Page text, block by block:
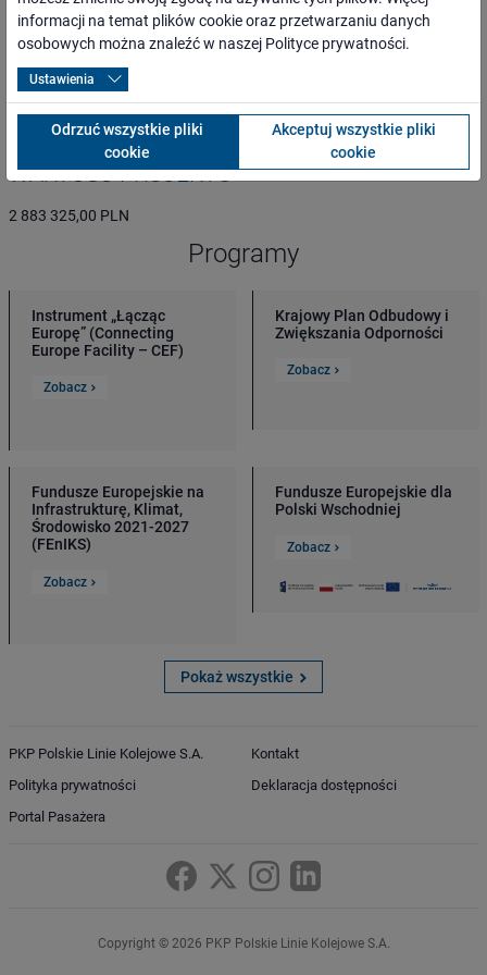
osoby o ograniczonej możliwości poruszania się,
przewoźnicy oraz inni kontrahenci,
media lokalne, regionalne, branżowe i ogólnopolskie,
administracja rządowa i samorządowa,
organizacje pozarządowe.
WARTOŚĆ PROJEKTU
2 883 325,00 PLN
Programy
Instrument „Łącząc
Europę” (Connecting
Europe Facility – CEF)
Zobacz
Krajowy Plan Odbudowy i
Zwiększania Odporności
Zobacz
Fundusze Europejskie na
Infrastrukturę, Klimat,
Środowisko 2021-2027
(FEnIKS)
Zobacz
Fundusze Europejskie dla
Polski Wschodniej
Zobacz
Pokaż wszystkie
PKP Polskie Linie Kolejowe S.A.
Polityka prywatności
Portal Pasażera
Kontakt
Deklaracja dostępności
Copyright © 2026 PKP Polskie Linie Kolejowe S.A.
informacji na temat plików cookie oraz przetwarzaniu danych
osobowych można znaleźć w naszej Polityce prywatności.
Ustawienia
Odrzuć wszystkie pliki
cookie
Akceptuj wszystkie pliki
cookie